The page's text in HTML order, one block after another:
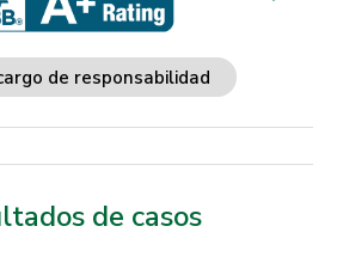
de responsabilidad
de casos